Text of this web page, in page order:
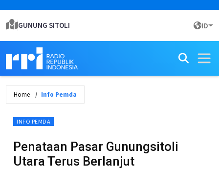
GUNUNG SITOLI ID
Home Info Pemda
INFO PEMDA
Penataan Pasar Gunungsitoli
Utara Terus Berlanjut